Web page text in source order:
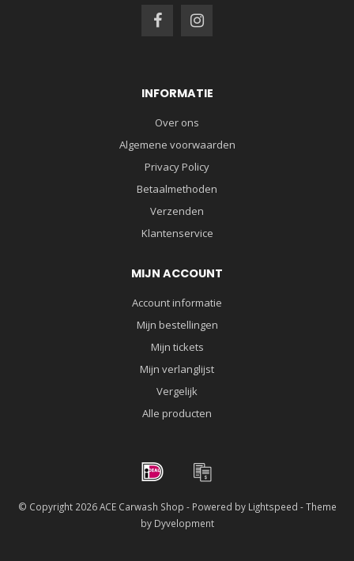
INFORMATIE
Over ons
Algemene voorwaarden
Privacy Policy
Betaalmethoden
Verzenden
Klantenservice
MIJN ACCOUNT
Account informatie
Mijn bestellingen
Mijn tickets
Mijn verlanglijst
Vergelijk
Alle producten
© Copyright 2026 ACE Carwash Shop - Powered by Lightspeed - Theme
by Dyvelopment